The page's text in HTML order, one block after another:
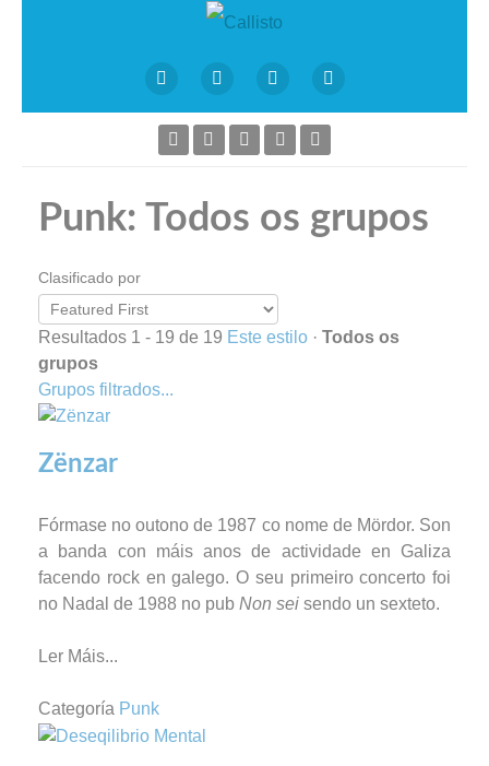
Punk: Todos os grupos
Clasificado por
Resultados 1 - 19 de 19 Este estilo · Todos os
grupos
Grupos filtrados...
Zënzar
Fórmase no outono de 1987 co nome de Mördor. Son
a banda con máis anos de actividade en Galiza
facendo rock en galego. O seu primeiro concerto foi
no Nadal de 1988 no pub Non sei sendo un sexteto.
Ler Máis...
Categoría Punk